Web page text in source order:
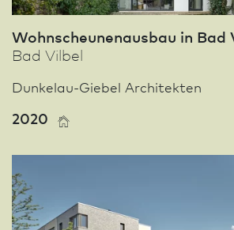
Wohnscheunenausbau in Bad
Bad Vilbel
Dunkelau-Giebel Architekten
2020